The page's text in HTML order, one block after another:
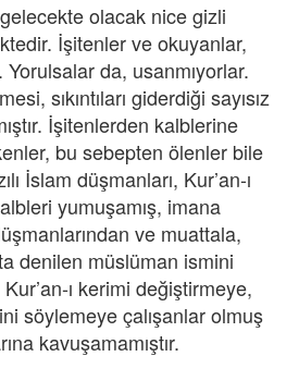
olacak nice gizli
İşitenler ve okuyanlar,
Yorulsalar da, usanmıyorlar.
sıkıntıları giderdiği sayısız
İşitenlerden kalblerine
bu sebepten ölenler bile
İslam düşmanları, Kur’an-ı
yumuşamış, imana
ve muattala,
denilen müslüman ismini
Kur’an-ı kerimi değiştirmeye,
söylemeye çalışanlar olmuş
kavuşamamıştır.